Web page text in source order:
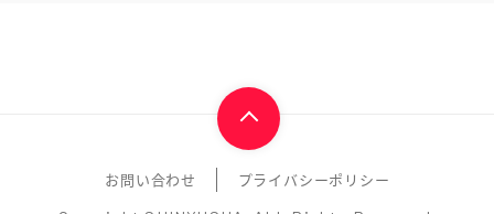
お問い合わせ プライバシーポリシー